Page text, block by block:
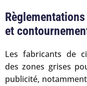
et
Les fabricants de
des zones grises
publicité,